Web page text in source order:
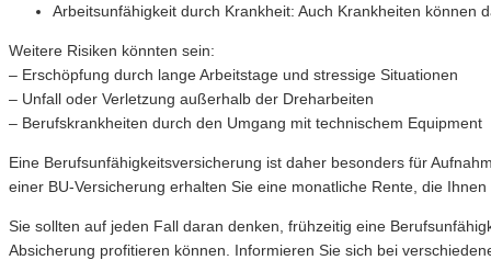
Arbeitsunfähigkeit durch Krankheit: Auch Krankheiten können
Weitere Risiken könnten sein:
– Erschöpfung durch lange Arbeitstage und stressige Situationen
– Unfall oder Verletzung außerhalb der Dreharbeiten
– Berufskrankheiten durch den Umgang mit technischem Equipment
Eine Berufsunfähigkeitsversicherung ist daher besonders für
einer BU-Versicherung erhalten Sie eine monatliche Rente, die
Sie sollten auf jeden Fall daran denken, frühzeitig eine
Absicherung profitieren können. Informieren Sie sich bei